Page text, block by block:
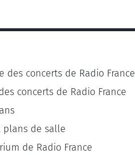
des concerts de Radio France
concerts de Radio France
plans de salle
de Radio France